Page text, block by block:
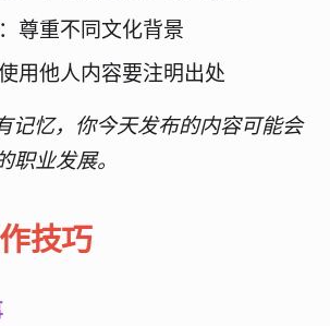
：尊重不同文化背景
用他人内容要注明出处
记忆，你今天发布的内容可能会
职业发展。
技巧